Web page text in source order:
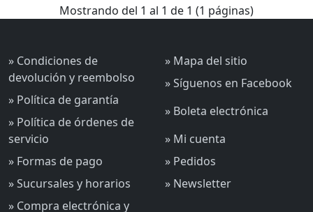
Mostrando del 1 al 1 de 1 (1 páginas)
» Condiciones de
devolución y reembolso
» Política de garantía
» Política de órdenes de
servicio
» Formas de pago
» Sucursales y horarios
» Compra electrónica y
» Mapa del sitio
» Síguenos en Facebook
» Boleta electrónica
» Mi cuenta
» Pedidos
» Newsletter